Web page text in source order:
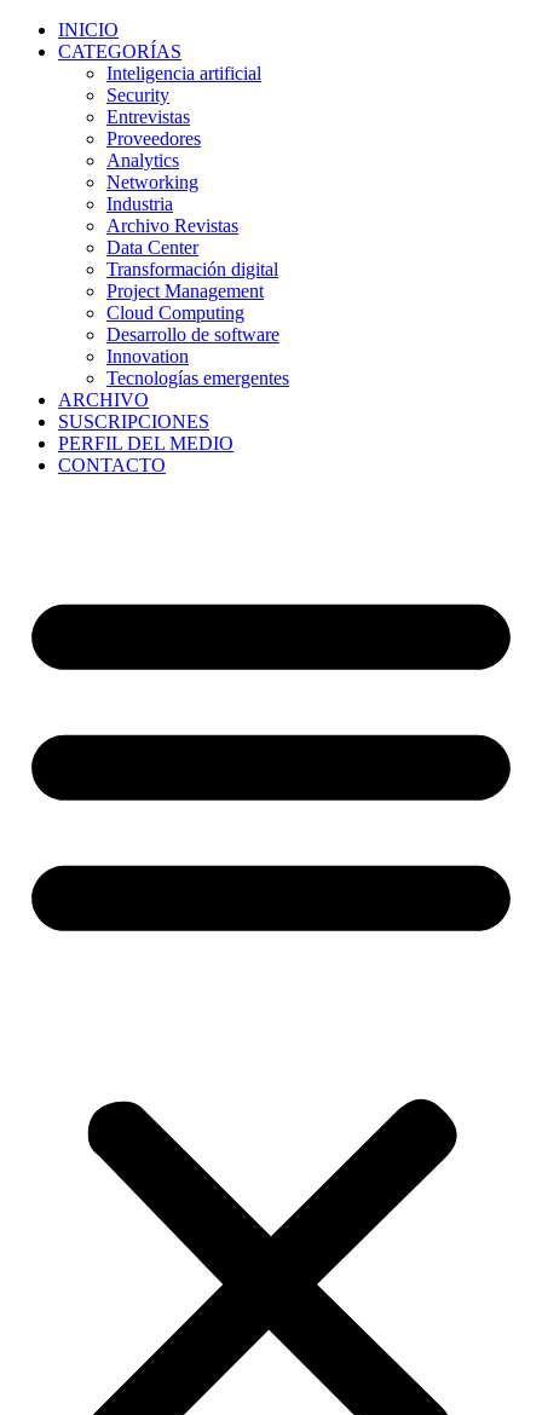
INICIO
CATEGORÍAS
Inteligencia artificial
Security
Entrevistas
Proveedores
Analytics
Networking
Industria
Archivo Revistas
Data Center
Transformación digital
Project Management
Cloud Computing
Desarrollo de software
Innovation
Tecnologías emergentes
ARCHIVO
SUSCRIPCIONES
PERFIL DEL MEDIO
CONTACTO